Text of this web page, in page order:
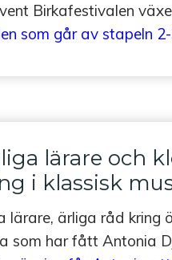
Birkafestivalen
som går av stapeln
lärare och
i klassisk
lärare, ärliga råd kring
som har fått Antonia